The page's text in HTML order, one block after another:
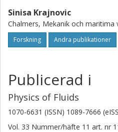
Sinisa Krajnovic
Chalmers, Mekanik och maritima
Forskning Andra publikationer
Publicerad i
Physics of Fluids
1070-6631 (ISSN) 1089-7666
Vol. 33 Nummer/häfte 11 art. nr